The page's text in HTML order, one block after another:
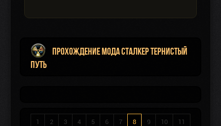
Прохождение мода Сталкер Тернистый
Путь
1 2 3 4 5 6 7 8 9 10 11